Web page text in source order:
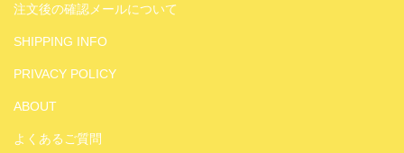
注文後の確認メールについて
SHIPPING INFO
PRIVACY POLICY
ABOUT
よくあるご質問